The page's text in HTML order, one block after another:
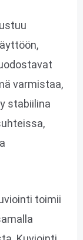
varmistaa,
stabiilina
toimii